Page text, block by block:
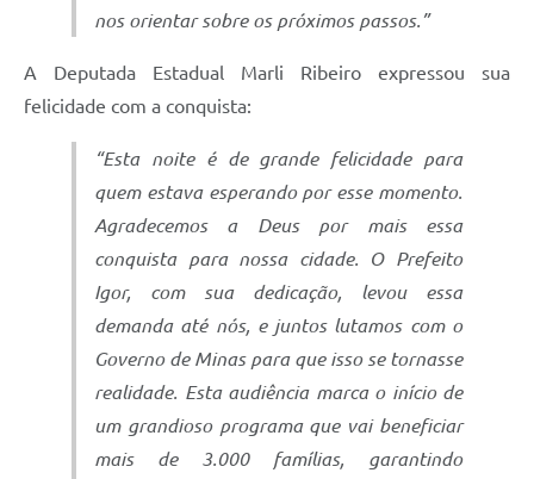
nos orientar sobre os próximos passos.”
A Deputada Estadual Marli Ribeiro expressou sua
felicidade com a conquista:
“Esta noite é de grande felicidade para
quem estava esperando por esse momento.
Agradecemos a Deus por mais essa
conquista para nossa cidade. O Prefeito
Igor, com sua dedicação, levou essa
demanda até nós, e juntos lutamos com o
Governo de Minas para que isso se tornasse
realidade. Esta audiência marca o início de
um grandioso programa que vai beneficiar
mais de 3.000 famílias, garantindo